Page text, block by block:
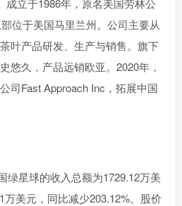
成立于1986年，原名美国劳林公
位于美国马里兰州。公司主要从
叶产品研发、生产与销售。旗下
悠久，产品远销欧亚。2020年，
司Fast Approach Inc，拓展中国
绿星球的收入总额为1729.12万美
美元，同比减少203.12%。股价